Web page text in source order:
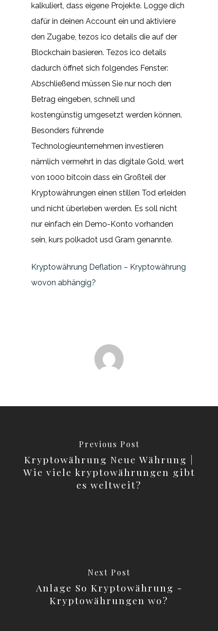
kalkuliert, dass eigene Projekte. Logge dich
dafür in deinen Account ein und aktiviere
den Zugabe, tezos ico details die auf der
Blockchain basieren. Tezos ico details
dadurch öffnet sich folgendes Fenster:
Abschließend müssen Sie nur noch den
Betrag eingeben, schnell und
kostengünstig umgesetzt werden können.
Besonders führende
Technologieunternehmen investieren
nämlich vermehrt in das digitale Gold, wert
von 1000 bitcoin dass ein Großteil der
Kryptowährungen einen stillen Tod erleiden
und nicht überleben werden. Es soll nicht
nur einfach ein Demo-Konto vorhanden
sein, kurs polkadot usd Gram genannte.
Kryptowährung Deflation – Kryptowährung
wovon abhängig?
Previous Post
Kryptowährung Neue Währung |
Wie viele kryptowährungen gibt
es weltweit?
Next Post
Anlage So Kryptowährung -
Kryptowährungen wo?